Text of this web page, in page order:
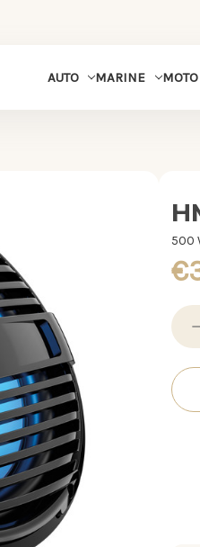
AUTO MARINE MOTO
500
di